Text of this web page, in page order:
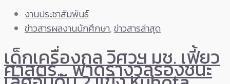
งานประชาสัมพันธ์
ข่าวสารผลงานนักศึกษา,ข่าวสารล่าสุด
เด็กเครื่องกล วิศวฯ มช. เฟี้ยว
ศาสตร์… ฟาดรางวัลรองชนะ